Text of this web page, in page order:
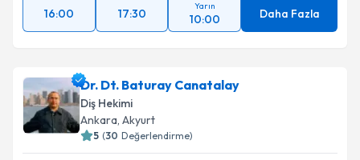
16:00 17:30
Yarın
10:00 Daha Fazla
Dr. Dt. Baturay Canatalay
Diş Hekimi
Ankara, Akyurt
5 (30 Değerlendirme)